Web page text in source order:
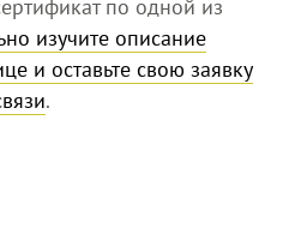
по одной из
изучите описание
и оставьте свою заявку
.